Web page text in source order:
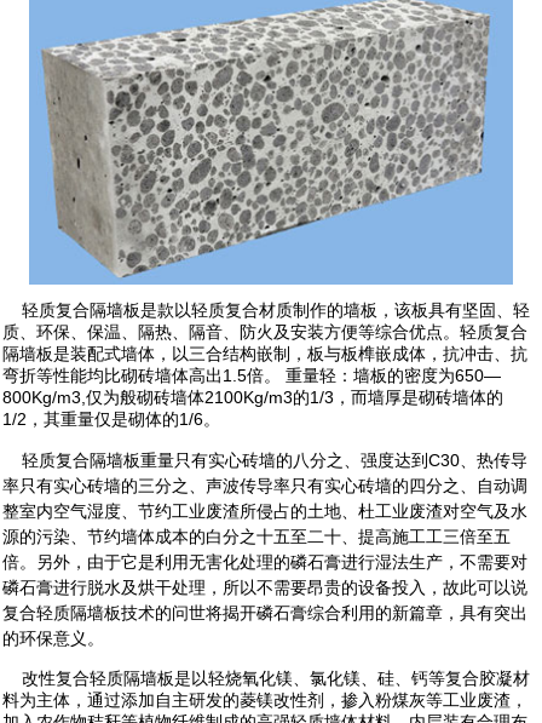
轻质复合隔墙板是款以轻质复合材质制作的墙板，该板具有坚固、轻
质、环保、保温、隔热、隔音、防火及安装方便等综合优点。轻质复合
隔墙板是装配式墙体，以三合结构嵌制，板与板榫嵌成体，抗冲击、抗
弯折等性能均比砌砖墙体高出1.5倍。 重量轻：墙板的密度为650—
800Kg/m3,仅为般砌砖墙体2100Kg/m3的1/3，而墙厚是砌砖墙体的
1/2，其重量仅是砌体的1/6。
轻质复合隔墙板重量只有实心砖墙的八分之、强度达到C30、热传导
率只有实心砖墙的三分之、声波传导率只有实心砖墙的四分之、自动调
整室内空气湿度、节约工业废渣所侵占的土地、杜工业废渣对空气及水
源的污染、节约墙体成本的白分之十五至二十、提高施工工三倍至五
倍。另外，由于它是利用无害化处理的磷石膏进行湿法生产，不需要对
磷石膏进行脱水及烘干处理，所以不需要昂贵的设备投入，故此可以说
复合轻质隔墙板技术的问世将揭开磷石膏综合利用的新篇章，具有突出
的环保意义。
改性复合轻质隔墙板是以轻烧氧化镁、氯化镁、硅、钙等复合胶凝材
料为主体，通过添加自主研发的菱镁改性剂，掺入粉煤灰等工业废渣，